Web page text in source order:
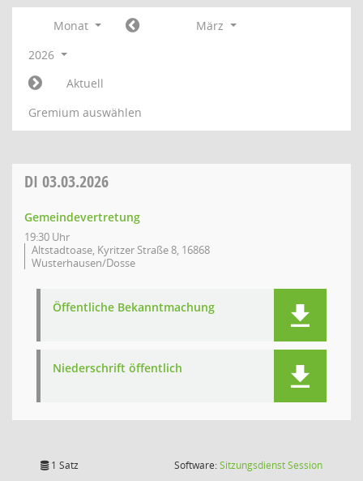
Monat
März
2026
Aktuell
Gremium auswählen
DI 03.03.2026
Gemeindevertretung
19:30 Uhr
Altstadtoase, Kyritzer Straße 8, 16868
Wusterhausen/Dosse
Öffentliche Bekanntmachung
Niederschrift öffentlich
1 Satz Software:SitzungsdienstSession(Wird in